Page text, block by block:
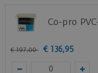
Zorg voor een
vloer feilloos te
Bijbehorende lijm
Ambiant is de Co-
Co-pro
€ 197,00 € 136,95